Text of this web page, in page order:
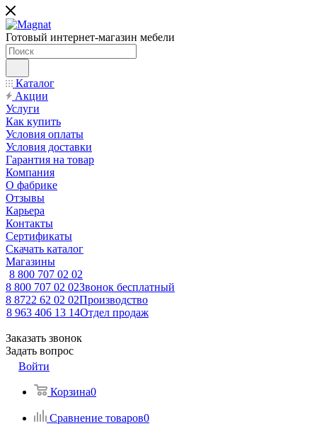
Готовый интернет-магазин мебели
Каталог
Акции
Услуги
Как купить
Условия оплаты
Условия доставки
Гарантия на товар
Компания
О фабрике
Отзывы
Карьера
Контакты
Сертификаты
Скачать каталог
Магазины
8 800 707 02 02
8 800 707 02 02Звонок бесплатный
8 8722 62 02 02Производство
8 963 406 13 14Отдел продаж
Заказать звонок
Задать вопрос
Войти
Корзина0
Сравнение товаров0